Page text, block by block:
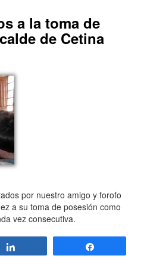
a la toma de
de Cetina
por nuestro amigo y forofo
a su toma de posesión como
vez consecutiva.